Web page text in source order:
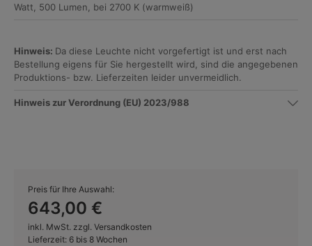
Watt, 500 Lumen, bei 2700 K (warmweiß)
Hinweis: Da diese Leuchte nicht vorgefertigt ist und erst nach
Bestellung eigens für Sie hergestellt wird, sind die angegebenen
Produktions- bzw. Lieferzeiten leider unvermeidlich.
Hinweis zur Verordnung (EU) 2023/988
Preis für Ihre Auswahl:
643,00 €
inkl. MwSt. zzgl. Versandkosten
Lieferzeit: 6 bis 8 Wochen